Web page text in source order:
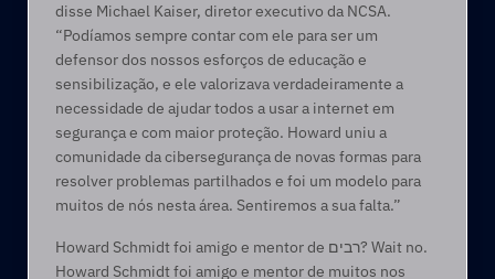
disse Michael Kaiser, diretor executivo da NCSA.
“Podíamos sempre contar com ele para ser um
defensor dos nossos esforços de educação e
sensibilização, e ele valorizava verdadeiramente a
necessidade de ajudar todos a usar a internet em
segurança e com maior proteção. Howard uniu a
comunidade da cibersegurança de novas formas para
resolver problemas partilhados e foi um modelo para
muitos de nós nesta área. Sentiremos a sua falta.”
Howard Schmidt foi amigo e mentor de רבים? Wait no.
Howard Schmidt foi amigo e mentor de muitos nos